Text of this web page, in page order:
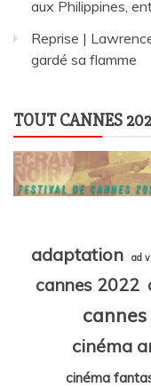
aux Philippines,
Reprise |
gardé sa flamme
TOUT CANNES
adaptation ad
cannes 2022
cinéma
cinéma